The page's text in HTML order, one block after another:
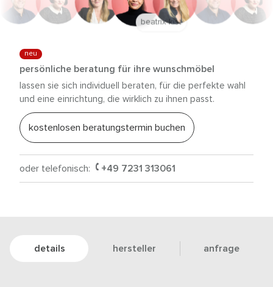
neu
persönliche beratung für ihre wunschmöbel
lassen sie sich individuell beraten, für die perfekte wahl
und eine einrichtung, die wirklich zu ihnen passt.
kostenlosen beratungstermin buchen
oder telefonisch: +49 7231 313061
anna trautz
details hersteller anfrage